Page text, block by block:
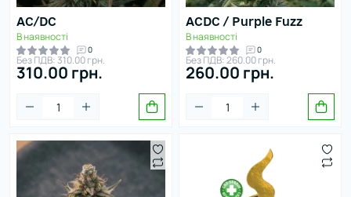
AC/DC
В наявності
0
Без ПДВ: 310.00 грн.
310.00 грн.
ACDC / Purple Fuzz
В наявності
0
Без ПДВ: 260.00 грн.
260.00 грн.